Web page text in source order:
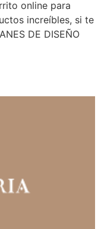
online para
increíbles, si te
DE DISEÑO